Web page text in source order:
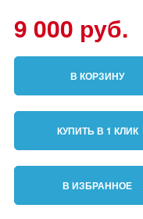
9 000 руб.
В КОРЗИНУ
КУПИТЬ В 1 КЛИК
В ИЗБРАННОЕ